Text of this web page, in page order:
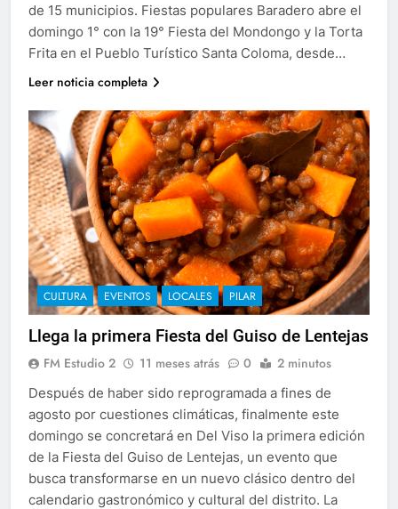
de 15 municipios. Fiestas populares Baradero abre el
domingo 1° con la 19° Fiesta del Mondongo y la Torta
Frita en el Pueblo Turístico Santa Coloma, desde…
Leer noticia completa
CULTURA EVENTOS LOCALES PILAR
Llega la primera Fiesta del Guiso de Lentejas
FM Estudio 2 11 meses atrás 0 2 minutos
Después de haber sido reprogramada a fines de
agosto por cuestiones climáticas, finalmente este
domingo se concretará en Del Viso la primera edición
de la Fiesta del Guiso de Lentejas, un evento que
busca transformarse en un nuevo clásico dentro del
calendario gastronómico y cultural del distrito. La